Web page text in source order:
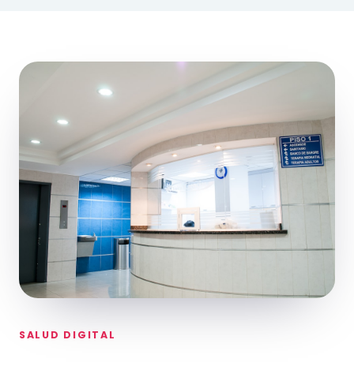
SALUD DIGITAL